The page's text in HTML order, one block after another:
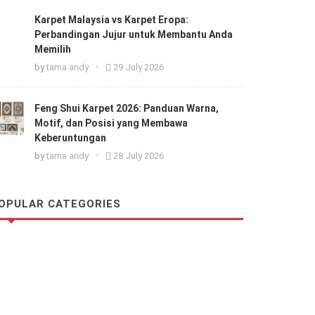
Karpet Malaysia vs Karpet Eropa:
Perbandingan Jujur untuk Membantu Anda
Memilih
by tama andy 29 July 2026
Feng Shui Karpet 2026: Panduan Warna,
Motif, dan Posisi yang Membawa
Keberuntungan
by tama andy 28 July 2026
CATEGORIES